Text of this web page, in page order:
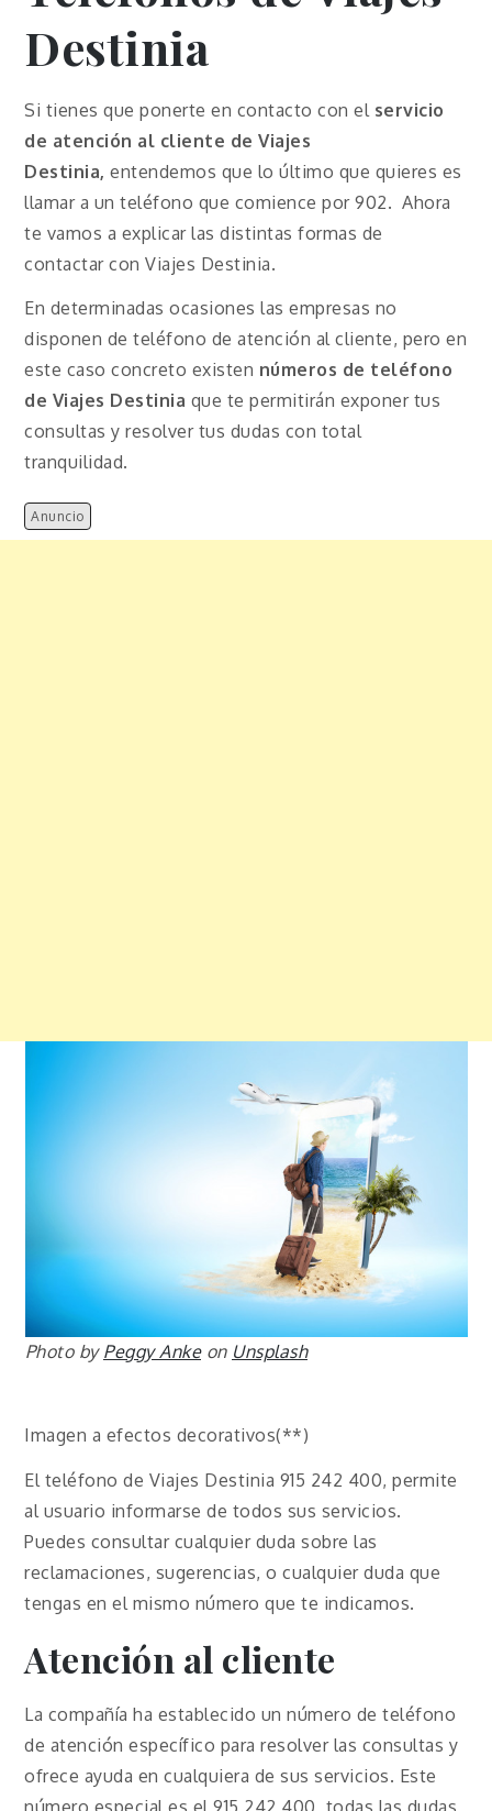
Destinia
Si tienes que ponerte en contacto con el servicio
de atención al cliente de Viajes
Destinia, entendemos que lo último que quieres es
llamar a un teléfono que comience por 902. Ahora
te vamos a explicar las distintas formas de
contactar con Viajes Destinia.
En determinadas ocasiones las empresas no
disponen de teléfono de atención al cliente, pero en
este caso concreto existen números de teléfono
de Viajes Destinia que te permitirán exponer tus
consultas y resolver tus dudas con total
tranquilidad.
Anuncio
Photo by Peggy Ankeon Unsplash
Imagen a efectos decorativos(**)
El teléfono de Viajes Destinia 915 242 400, permite
al usuario informarse de todos sus servicios.
Puedes consultar cualquier duda sobre las
reclamaciones, sugerencias, o cualquier duda que
tengas en el mismo número que te indicamos.
Atención al cliente
La compañía ha establecido un número de teléfono
de atención específico para resolver las consultas y
ofrece ayuda en cualquiera de sus servicios. Este